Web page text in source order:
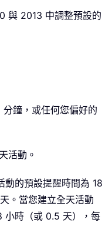
與 2013 中調整預設的
鐘，或任何您偏好的
活動。
的預設提醒時間為 18
。當您建立全天活動
小時（或 0.5 天），每